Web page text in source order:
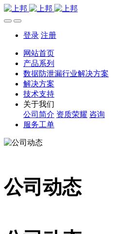
登录 注册
网站首页
产品系列
数据防泄漏行业解决方案
解决方案
技术支持
关于我们
公司简介 资质荣耀 咨询
服务工单
公司动态